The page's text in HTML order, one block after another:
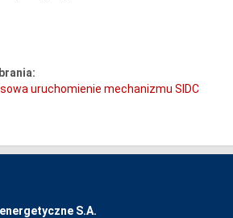
uruchomienie mechanizmu SIDC
S.A.